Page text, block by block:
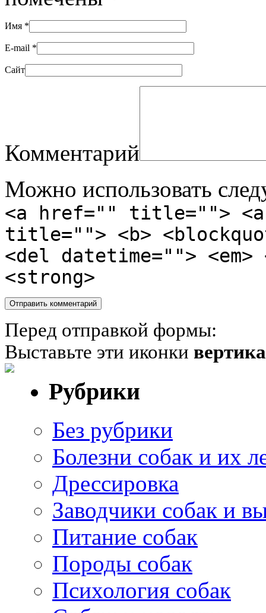
Имя *
E-mail *
Сайт
Комментарий
Можно использовать
<a href="" title="">
title=""> <b>
<del datetime="">
<strong>
Перед отправкой формы:
Выставьте эти иконки
Рубрики
Без рубрики
Болезни собак и их
Дрессировка
Заводчики собак и
Питание собак
Породы собак
Психология собак